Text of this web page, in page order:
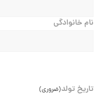
نام خانوادگی
تاریخ تولد(ضروری)